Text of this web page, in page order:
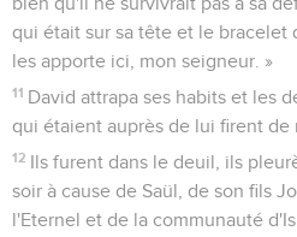
qui était sur sa tête et le bracelet
les apporte ici, mon seigneur. »
11 David attrapa ses habits et les
qui étaient auprès de lui firent de
12 Ils furent dans le deuil, ils
soir à cause de Saül, de son fils
l'Eternel et de la communauté